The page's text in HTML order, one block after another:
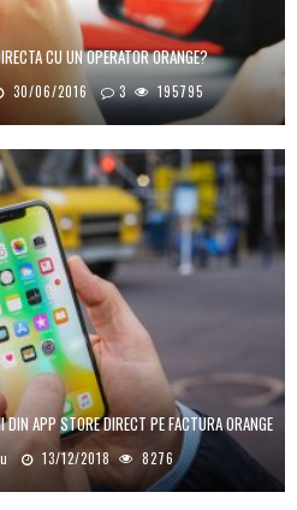
CU UN OPERATOR ORANGE?
30/06/2016 3 195795
APP STORE DIRECT PE FACTURA ORANGE
13/12/2018 8276